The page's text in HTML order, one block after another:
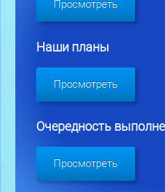
Просмотреть
Наши планы
Просмотреть
Очередность
Просмотреть